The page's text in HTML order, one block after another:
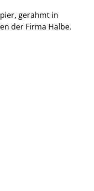
gerahmt in
der Firma Halbe.